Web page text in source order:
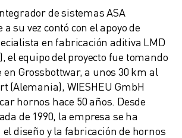
de sistemas ASA
su vez contó con el apoyo de
en fabricación aditiva LMD
el equipo del proyecto fue tomando
en Grossbottwar, a unos 30 km al
(Alemania), WIESHEU GmbH
hornos hace 50 años. Desde
de 1990, la empresa se ha
el diseño y la fabricación de hornos